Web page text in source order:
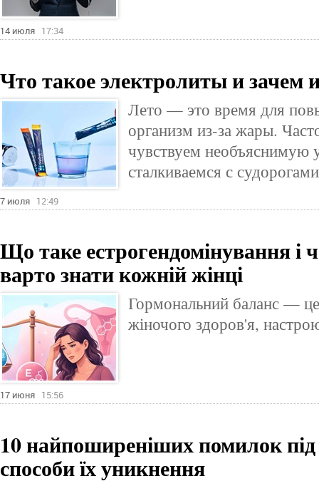
14 июля 17:34
Что такое электролиты и зачем
Лето — это время для
организм из-за жары.
чувствуем необъяснимую
сталкиваемся с
7 июля 12:49
Що таке естрогендомінування і
варто знати кожній жінці
Гормональний баланс —
жіночого здоров'я,
17 июня 15:56
10 найпоширеніших помилок під
способи їх уникнення